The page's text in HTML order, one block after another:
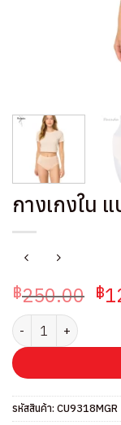
กางเกงใน
฿250.00
฿
฿
จำนวน กางเกงใน แบ
รหัสสินค้า: CU9318MGR